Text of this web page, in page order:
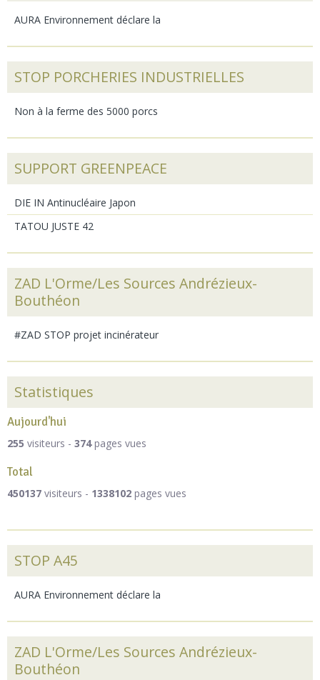
AURA Environnement déclare la
STOP PORCHERIES INDUSTRIELLES
Non à la ferme des 5000 porcs
SUPPORT GREENPEACE
DIE IN Antinucléaire Japon
TATOU JUSTE 42
ZAD L'Orme/Les Sources Andrézieux-
Bouthéon
#ZAD STOP projet incinérateur
Statistiques
Aujourd'hui
255 visiteurs - 374pages vues
Total
450137 visiteurs - 1338102 pages vues
STOP A45
AURA Environnement déclare la
ZAD L'Orme/Les Sources Andrézieux-
Bouthéon